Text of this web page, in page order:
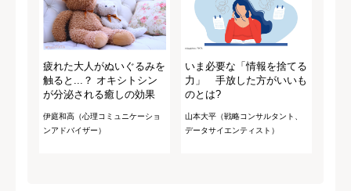
疲れた大人がぬいぐるみを
触ると...？ オキシトシン
が分泌される癒しの効果
伊庭和高（心理コミュニケーショ
ンアドバイザー）
いま必要な「情報を捨てる
力」 手放した方がいいも
のとは?
山本大平（戦略コンサルタント、
データサイエンティスト）